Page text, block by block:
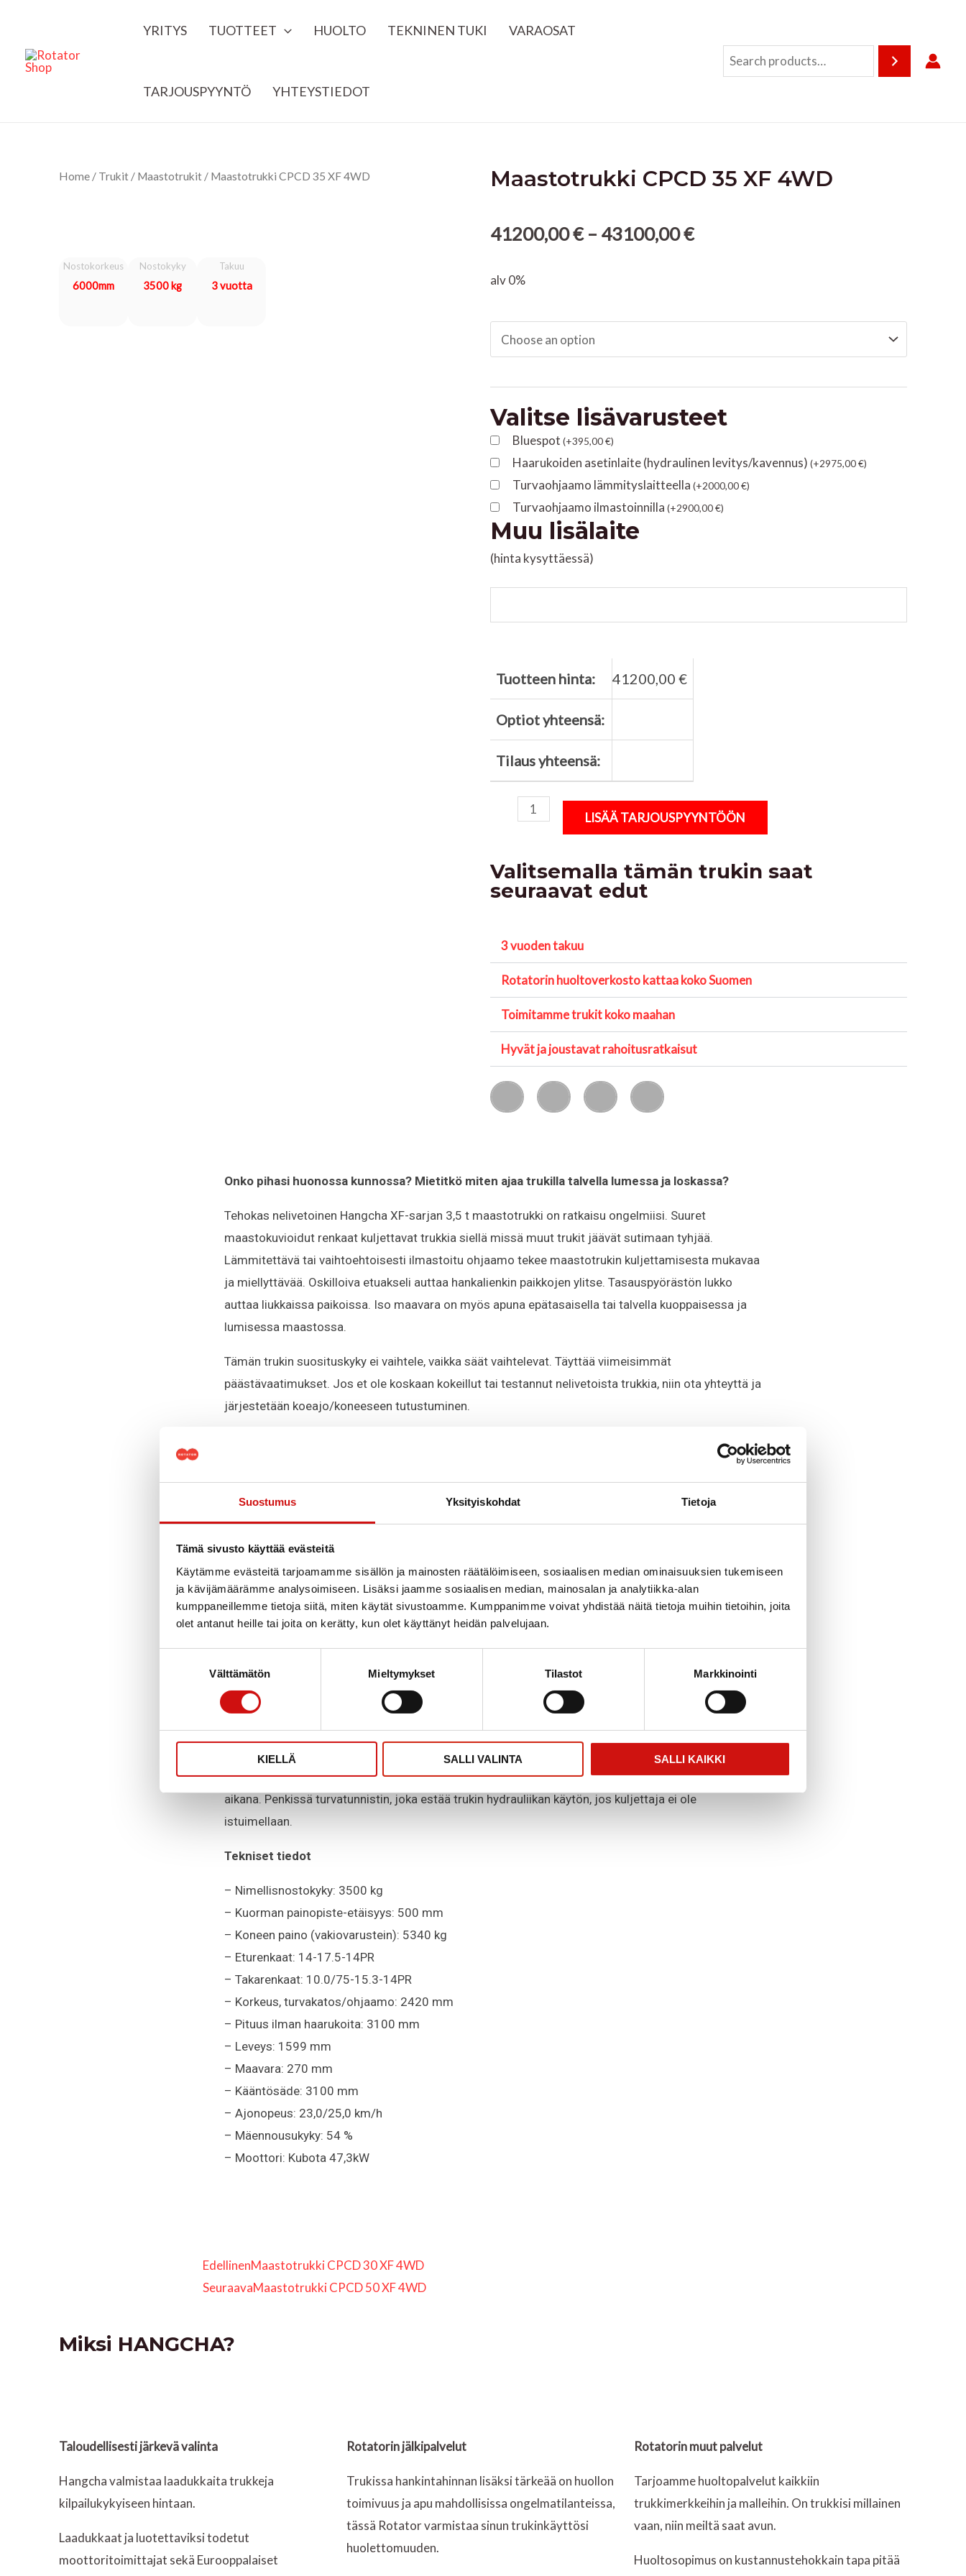
Suostumus Yksityiskohdat Tietoja
Tämä sivusto käyttää evästeitä
Käytämme evästeitä tarjoamamme sisällön ja mainosten räätälöimiseen, sosiaalisen median ominaisuuksien tukemiseen
ja kävijämäärämme analysoimiseen. Lisäksi jaamme sosiaalisen median, mainosalan ja analytiikka-alan
kumppaneillemme tietoja siitä, miten käytät sivustoamme. Kumppanimme voivat yhdistää näitä tietoja muihin tietoihin, joita
olet antanut heille tai joita on kerätty, kun olet käyttänyt heidän palvelujaan.
Välttämätön Mieltymykset Tilastot Markkinointi
KIELLÄ SALLI VALINTA SALLI KAIKKI
YRITYS TUOTTEET HUOLTO TEKNINEN TUKI VARAOSAT
TARJOUSPYYNTÖ YHTEYSTIEDOT
Home / Trukit / Maastotrukit / Maastotrukki CPCD 35 XF 4WD
Nostokorkeus
6000mm
Nostokyky
3500 kg
Takuu
3 vuotta
Maastotrukki CPCD 35 XF 4WD
41200,00€– 43100,00€
alv 0%
Valitse lisävarusteet
Bluespot (+395,00€)
Haarukoiden asetinlaite (hydraulinen levitys/kavennus) (+2975,00€)
Turvaohjaamo lämmityslaitteella (+2000,00€)
Turvaohjaamo ilmastoinnilla (+2900,00€)
Muu lisälaite
(hinta kysyttäessä)
Tuotteen hinta: 41200,00 €
Optiot yhteensä:
Tilaus yhteensä:
4WD
quantity
LISÄÄ TARJOUSPYYNTÖÖN
Valitsemalla tämän trukin saat
seuraavat edut
3 vuoden takuu
Rotatorin huoltoverkosto kattaa koko Suomen
Toimitamme trukit koko maahan
Hyvät ja joustavat rahoitusratkaisut
a
f
e
o
o
a
l
k
d
i
a
w
t
a
p
a
e
Onko pihasi huonossa kunnossa? Mietitkö miten ajaa trukilla talvella lumessa ja loskassa?
Tehokas nelivetoinen Hangcha XF-sarjan 3,5 t maastotrukki on ratkaisu ongelmiisi. Suuret
maastokuvioidut renkaat kuljettavat trukkia siellä missä muut trukit jäävät sutimaan tyhjää.
Lämmitettävä tai vaihtoehtoisesti ilmastoitu ohjaamo tekee maastotrukin kuljettamisesta mukavaa
ja miellyttävää. Oskilloiva etuakseli auttaa hankalienkin paikkojen ylitse. Tasauspyörästön lukko
auttaa liukkaissa paikoissa. Iso maavara on myös apuna epätasaisella tai talvella kuoppaisessa ja
lumisessa maastossa.
Tämän trukin suosituskyky ei vaihtele, vaikka säät vaihtelevat. Täyttää viimeisimmät
päästävaatimukset. Jos et ole koskaan kokeillut tai testannut nelivetoista trukkia, niin ota yhteyttä ja
järjestetään koeajo/koneeseen tutustuminen.
Neliveto!
Varusteet
– Useita erilaisia mastovaihtoehtoja
– Kubota-moottori – laadukas ja tunnettu moottori. Ollut vuosien ajan markkinoilla ja todettu
erittäin luotettavaksi
– Easylift – toiminto, noston vaimennus ennen maahan osumista
– Tasauspyörästön lukko
– Suuri maavara
– LED-valot – trukki on varustettu tehokkailla LED-valoilla
– Turvaohjaamo lämmityslaitteella tai ilmastoinnilla saatavana optiona
– Grammer-istuin – laadukas ja ergonominen kuljettajan istuin. Pitää kuljettajan vireänä työpäivän
aikana. Penkissä turvatunnistin, joka estää trukin hydrauliikan käytön, jos kuljettaja ei ole
istuimellaan.
Tekniset tiedot
– Nimellisnostokyky: 3500 kg
– Kuorman painopiste-etäisyys: 500 mm
– Koneen paino (vakiovarustein): 5340 kg
– Eturenkaat: 14-17.5-14PR
– Takarenkaat: 10.0/75-15.3-14PR
– Korkeus, turvakatos/ohjaamo: 2420 mm
– Pituus ilman haarukoita: 3100 mm
– Leveys: 1599 mm
– Maavara: 270 mm
– Kääntösäde: 3100 mm
– Ajonopeus: 23,0/25,0 km/h
– Mäennousukyky: 54 %
– Moottori: Kubota 47,3kW
Prev
EdellinenMaastotrukki CPCD 30 XF 4WD
SeuraavaMaastotrukki CPCD 50 XF 4WD
Miksi HANGCHA?
Taloudellisesti järkevä valinta
Hangcha valmistaa laadukkaita trukkeja
kilpailukykyiseen hintaan.
Laadukkaat ja luotettaviksi todetut
moottoritoimittajat sekä Eurooppalaiset
Rotatorin jälkipalvelut
Trukissa hankintahinnan lisäksi tärkeää on huollon
toimivuus ja apu mahdollisissa ongelmatilanteissa,
tässä Rotator varmistaa sinun trukinkäyttösi
huolettomuuden.
Rotatorin muut palvelut
Tarjoamme huoltopalvelut kaikkiin
trukkimerkkeihin ja malleihin. On trukkisi millainen
vaan, niin meiltä saat avun.
Huoltosopimus on kustannustehokkain tapa pitää